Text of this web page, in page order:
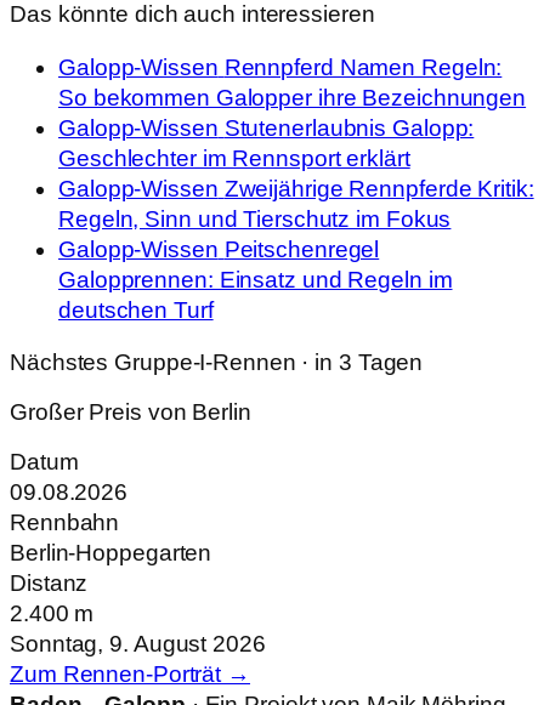
Das könnte dich auch interessieren
Galopp-Wissen Rennpferd Namen Regeln:
So bekommen Galopper ihre Bezeichnungen
Galopp-Wissen Stutenerlaubnis Galopp:
Geschlechter im Rennsport erklärt
Galopp-Wissen Zweijährige Rennpferde Kritik:
Regeln, Sinn und Tierschutz im Fokus
Galopp-Wissen Peitschenregel
Galopprennen: Einsatz und Regeln im
deutschen Turf
Nächstes Gruppe-I-Rennen · in 3 Tagen
Großer Preis von Berlin
Datum
09.08.2026
Rennbahn
Berlin-Hoppegarten
Distanz
2.400 m
Sonntag, 9. August 2026
Zum Rennen-Porträt →